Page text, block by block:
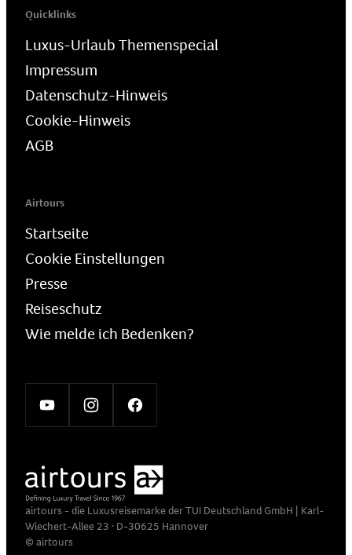
Quicklinks
Luxus-Urlaub Themenspecial
Impressum
Datenschutz-Hinweis
Cookie-Hinweis
AGB
Airtours
Startseite
Cookie Einstellungen
Presse
Reiseschutz
Wie melde ich Bedenken?
airtours - die Luxusreisemarke der TUI Deutschland GmbH | Karl-
Wiechert-Allee 23 · D-30625 Hannover
© airtours